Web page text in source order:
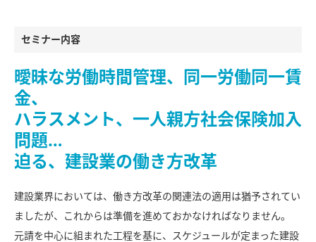
セミナー内容
曖昧な労働時間管理、同一労働同一賃
金、
ハラスメント、一人親方社会保険加入
問題…
迫る、建設業の働き方改革
建設業界においては、働き方改革の関連法の適用は猶予されてい
ましたが、これからは準備を進めておかなければなりません。
元請を中心に組まれた工程を基に、スケジュールが定まった建設